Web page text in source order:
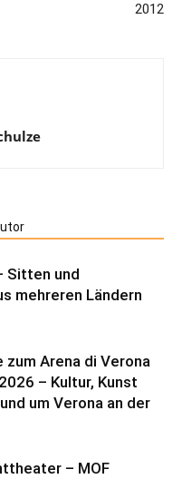
2012
Sitten und
mehreren Ländern
zum Arena di Verona
– Kultur, Kunst
um Verona an der
– MOF